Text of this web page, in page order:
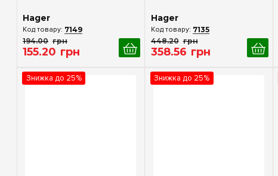
Hager
7149
194.00 грн
155.20 грн
Hager
7135
448.20 грн
358.56 грн
Знижка до 25% Знижка до 25%